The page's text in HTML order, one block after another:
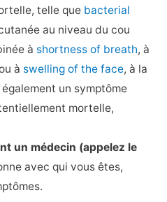
telle que bacterial
au niveau du cou
à shortness of breath, à
à swelling of the face, à la
un symptôme
mortelle,
un médecin (appelez le
avec qui vous êtes,